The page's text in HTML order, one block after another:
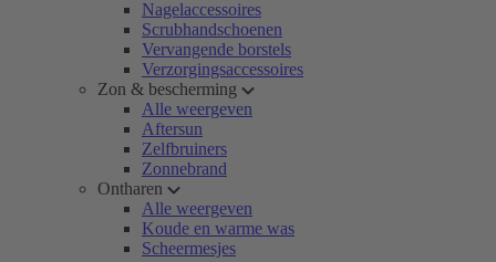
Nagelaccessoires
Scrubhandschoenen
Vervangende borstels
Verzorgingsaccessoires
Zon & bescherming
Alle weergeven
Aftersun
Zelfbruiners
Zonnebrand
Ontharen
Alle weergeven
Koude en warme was
Scheermesjes